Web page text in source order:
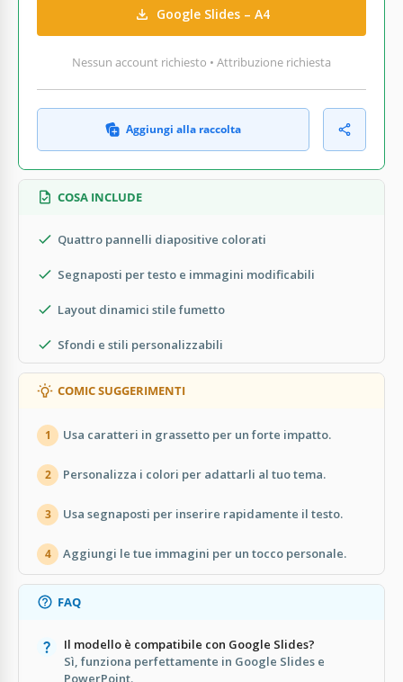
Google Slides – A4
Nessun account richiesto • Attribuzione richiesta
Aggiungi alla raccolta
COSA INCLUDE
Quattro pannelli diapositive colorati
Segnaposti per testo e immagini modificabili
Layout dinamici stile fumetto
Sfondi e stili personalizzabili
COMIC SUGGERIMENTI
1 Usa caratteri in grassetto per un forte impatto.
2 Personalizza i colori per adattarli al tuo tema.
3 Usa segnaposti per inserire rapidamente il testo.
4 Aggiungi le tue immagini per un tocco personale.
FAQ
Il modello è compatibile con Google Slides?
Sì, funziona perfettamente in Google Slides e
PowerPoint.